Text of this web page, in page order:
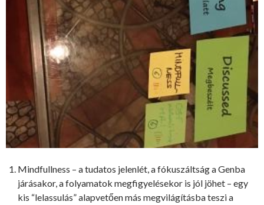
Mindfullness – a tudatos jelenlét, a fókuszáltság a Genba
járásakor, a folyamatok megfigyelésekor is jól jöhet – egy
kis “lelassulás” alapvetően más megvilágításba teszi a